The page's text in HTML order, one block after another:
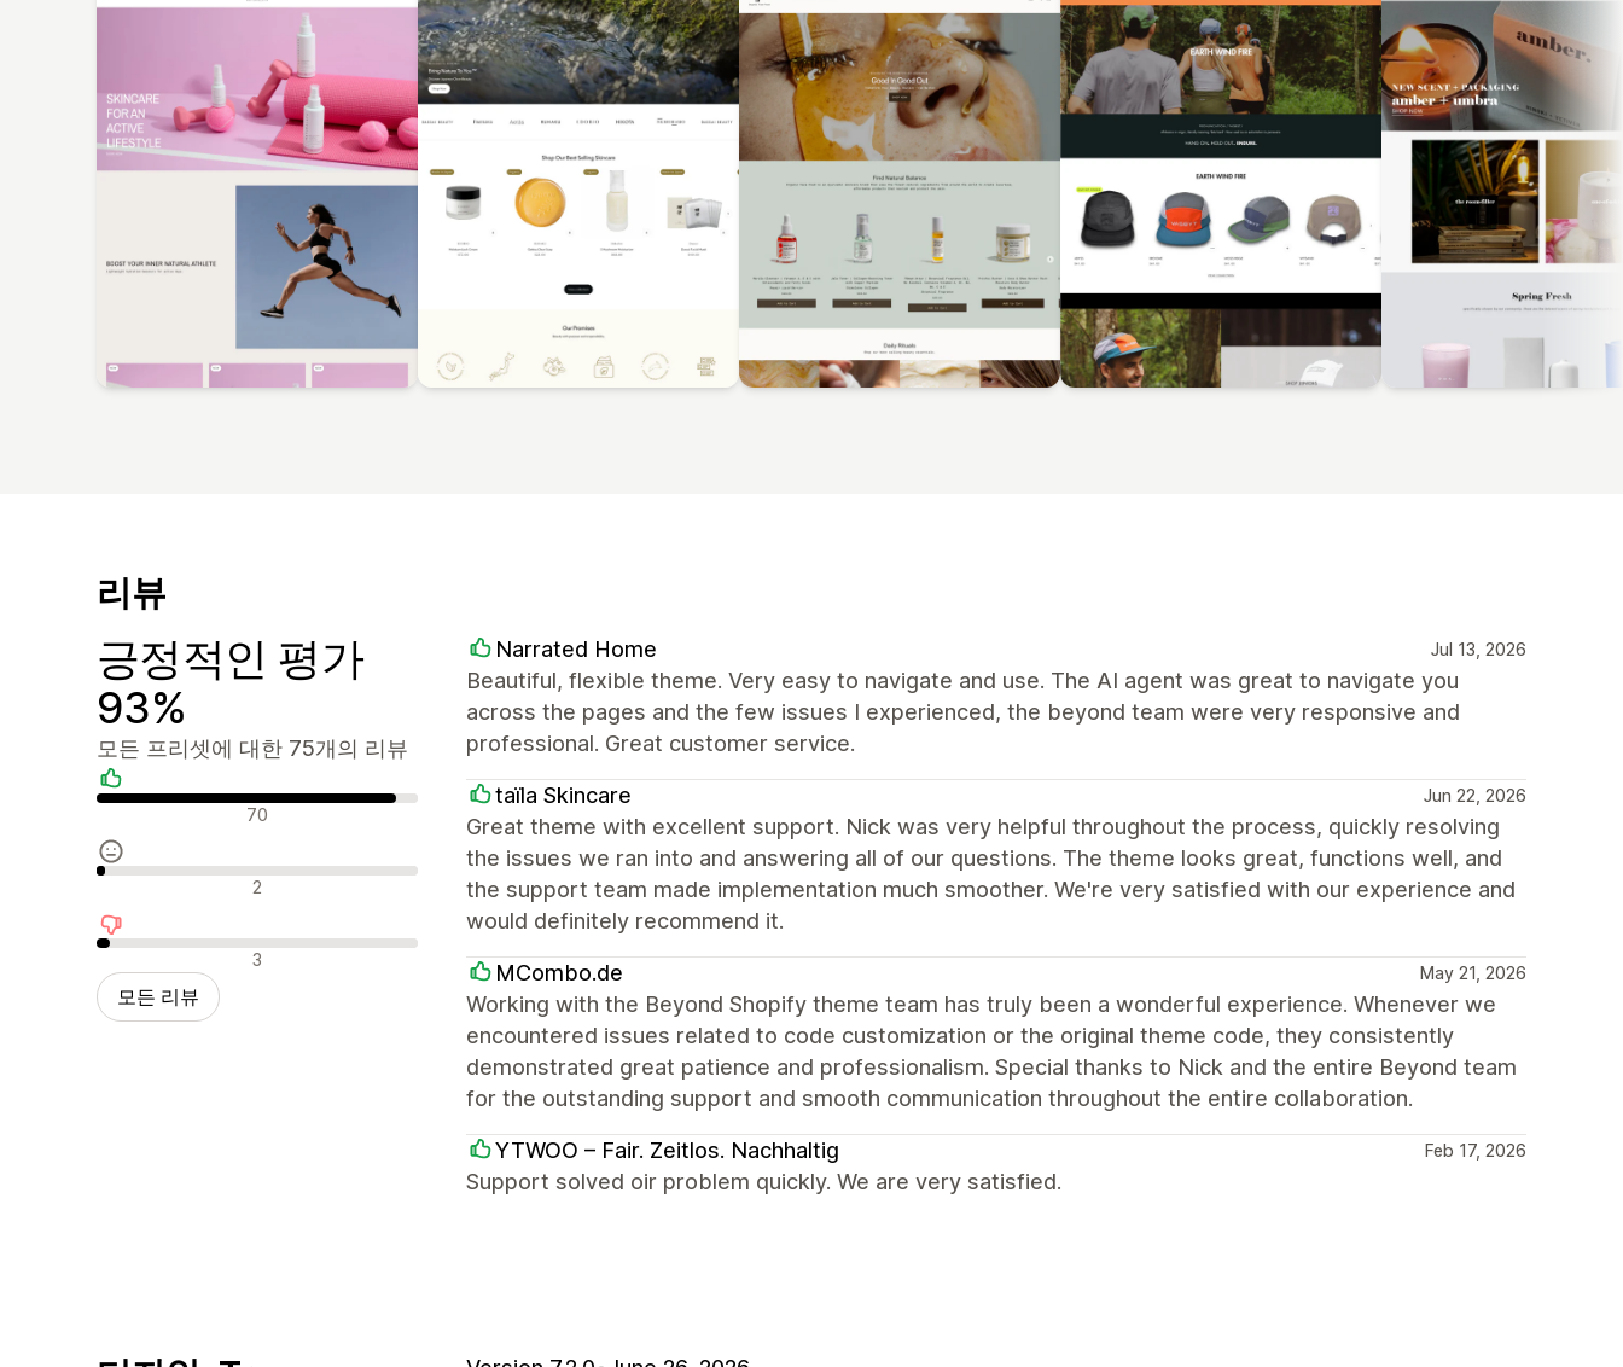
리뷰
긍정적인 평가
93%
모든 프리셋에 대한 75개의 리뷰
긍정적인 리뷰 70
중립적인 리뷰 2
부정적인 리뷰 3
모든 리뷰
Narrated Home Jul 13, 2026
Beautiful, flexible theme. Very easy to navigate and use. The AI agent was great to navigate you
across the pages and the few issues I experienced, the beyond team were very responsive and
professional. Great customer service.
taїla Skincare Jun 22, 2026
Great theme with excellent support. Nick was very helpful throughout the process, quickly resolving
the issues we ran into and answering all of our questions. The theme looks great, functions well, and
the support team made implementation much smoother. We're very satisfied with our experience and
would definitely recommend it.
MCombo.de May 21, 2026
Working with the Beyond Shopify theme team has truly been a wonderful experience. Whenever we
encountered issues related to code customization or the original theme code, they consistently
demonstrated great patience and professionalism. Special thanks to Nick and the entire Beyond team
for the outstanding support and smooth communication throughout the entire collaboration.
YTWOO – Fair. Zeitlos. Nachhaltig Feb 17, 2026
Support solved oir problem quickly. We are very satisfied.